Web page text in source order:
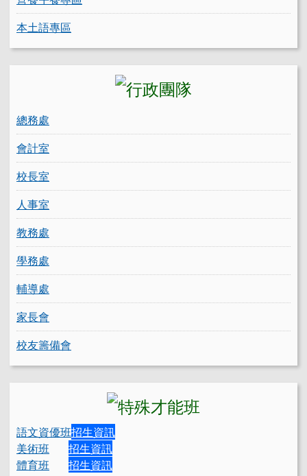
本土語專區
總務處
會計室
校長室
人事室
教務處
學務處
輔導處
家長會
校友籌備會
語文資優班招生資訊
美術班
招生資訊
體育班
招生資訊